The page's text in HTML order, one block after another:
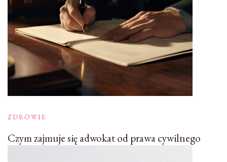
ZDROWIE
Czym zajmuje się adwokat od prawa cywilnego